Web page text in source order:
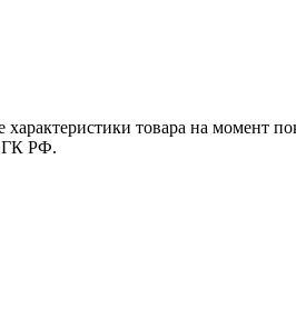
товара на момент
ГК РФ.